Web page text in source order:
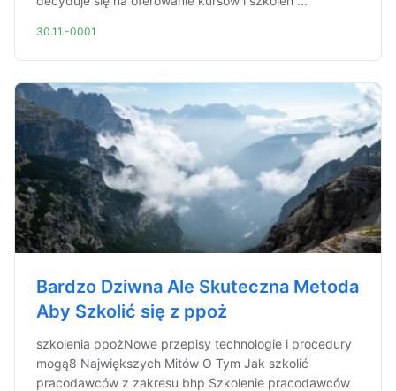
30.11.-0001
Bardzo Dziwna Ale Skuteczna Metoda
Aby Szkolić się z ppoż
szkolenia ppożNowe przepisy technologie i procedury
mogą8 Największych Mitów O Tym Jak szkolić
pracodawców z zakresu bhp Szkolenie pracodawców